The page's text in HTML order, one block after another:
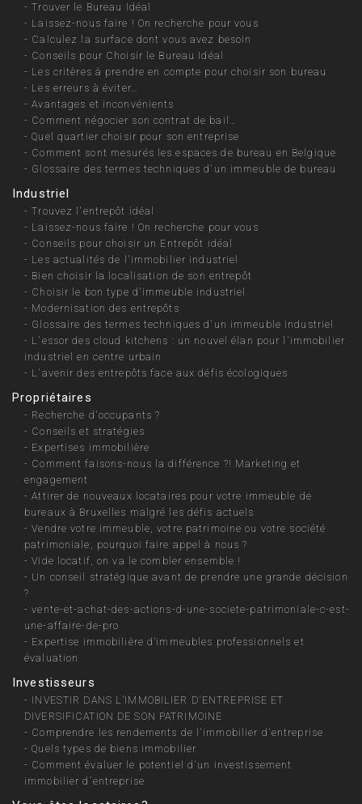
-Trouver le Bureau Idéal
- Laissez-nous faire ! On recherche pour vous
- Calculez la surface dont vous avez besoin
- Conseils pour Choisir le Bureau Idéal
- Les critères à prendre en compte pour choisir son bureau
- Les erreurs à éviter…
-Avantages et inconvénients
- Comment négocier son contrat de bail…
-Quel quartier choisir pour son entreprise
- Comment sont mesurés les espaces de bureau en Belgique
- Glossaire des termes techniques d'un immeuble de bureau
Industriel
-Trouvez l'entrepôt idéal
- Laissez-nous faire ! On recherche pour vous
- Conseils pour choisir un Entrepôt idéal
- Les actualités de l'immobilier industriel
- Bien choisir la localisation de son entrepôt
- Choisir le bon type d'immeuble industriel
- Modernisation des entrepôts
- Glossaire des termes techniques d'un immeuble industriel
- L'essor des cloud kitchens : un nouvel élan pour l'immobilier
industriel en centre urbain
- L'avenir des entrepôts face aux défis écologiques
Propriétaires
- Recherche d'occupants ?
- Conseils et stratégies
- Expertises immobilière
- Comment faisons-nous la différence ?! Marketing et
engagement
-Attirer de nouveaux locataires pour votre immeuble de
bureaux à Bruxelles malgré les défis actuels
-Vendre votre immeuble, votre patrimoine ou votre société
patrimoniale, pourquoi faire appel à nous ?
-Vide locatif, on va le combler ensemble !
- Un conseil stratégique avant de prendre une grande décision
?
-vente-et-achat-des-actions-d-une-societe-patrimoniale-c-est-
une-affaire-de-pro
- Expertise immobilière d’immeubles professionnels et
évaluation
Investisseurs
- INVESTIR DANS L’IMMOBILIER D'ENTREPRISE ET
DIVERSIFICATION DE SON PATRIMOINE
- Comprendre les rendements de l'immobilier d'entreprise
-Quels types de biens immobilier
- Comment évaluer le potentiel d'un investissement
immobilier d'entreprise